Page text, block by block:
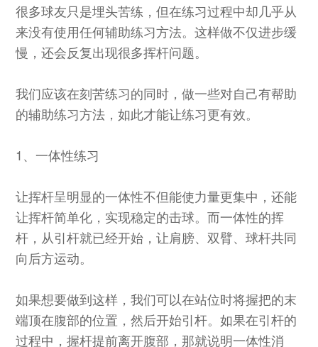
很多球友只是埋头苦练，但在练习过程中却几乎从
来没有使用任何辅助练习方法。这样做不仅进步缓
慢，还会反复出现很多挥杆问题。
我们应该在刻苦练习的同时，做一些对自己有帮助
的辅助练习方法，如此才能让练习更有效。
1、一体性练习
让挥杆呈明显的一体性不但能使力量更集中，还能
让挥杆简单化，实现稳定的击球。而一体性的挥
杆，从引杆就已经开始，让肩膀、双臂、球杆共同
向后方运动。
如果想要做到这样，我们可以在站位时将握把的末
端顶在腹部的位置，然后开始引杆。如果在引杆的
过程中，握杆提前离开腹部，那就说明一体性消